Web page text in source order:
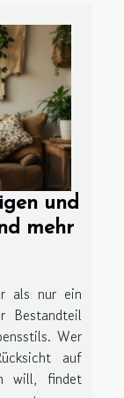
und
mehr
als nur ein
Bestandteil
Wer
auf
will, findet